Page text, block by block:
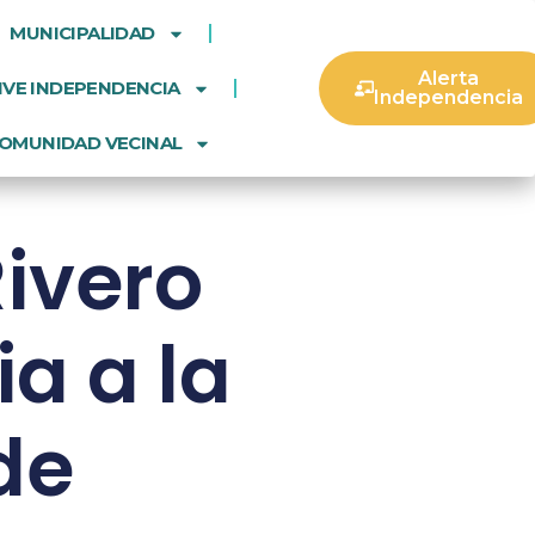
MUNICIPALIDAD
INDEPENDENCIA
VECINAL
Alerta
Independencia
a la